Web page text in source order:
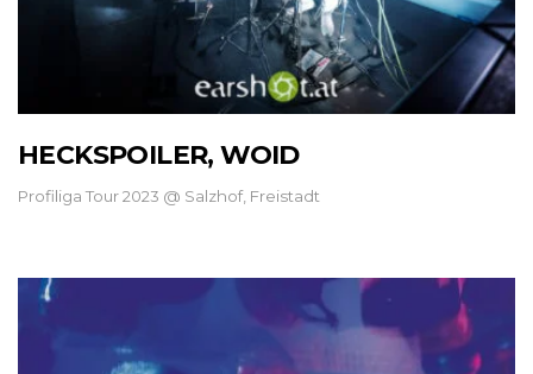
HECKSPOILER, WOID
Profiliga Tour 2023 @ Salzhof, Freistadt